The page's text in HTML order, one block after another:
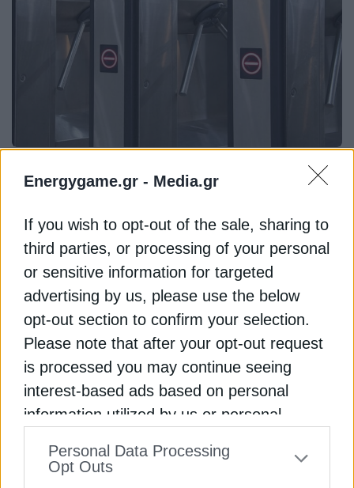
Energygame.gr - Media.gr
If you wish to opt-out of the sale, sharing to
third parties, or processing of your personal
or sensitive information for targeted
advertising by us, please use the below
opt-out section to confirm your selection.
Please note that after your opt-out request
is processed you may continue seeing
interest-based ads based on personal
information utilized by us or personal
to your opt-out. You may separately opt-out
Personal Data Processing
Opt Outs
Παρίσι: Οι επιβάτες του μετρό και
η ηλεκτρική ενέργεια
Καινοτομεί η Iberdrola με μίνι τουρμπίνες σε
τουρνικέ του μετρό στο Παρίσι. Με την είσοδο
τους οι επιβάτες παρήγαγαν ηλεκτρική ενέργεια
Από Newsroom 21 Φεβρουαρίου 2024
Εγγραφή στο Newsletter